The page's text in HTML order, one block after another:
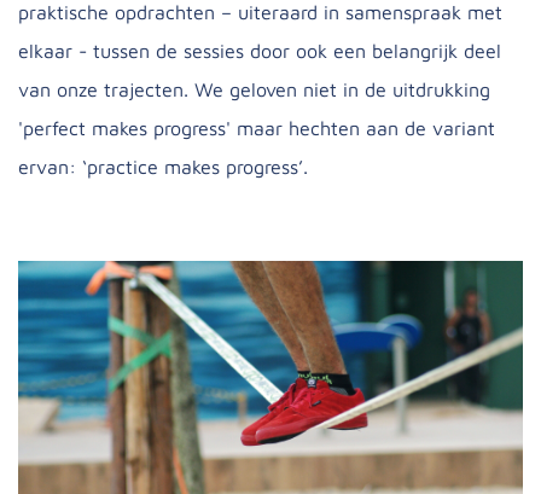
praktische opdrachten – uiteraard in samenspraak met
elkaar - tussen de sessies door ook een belangrijk deel
van onze trajecten. We geloven niet in de uitdrukking
'perfect makes progress' maar hechten aan de variant
ervan: ‘practice makes progress’.